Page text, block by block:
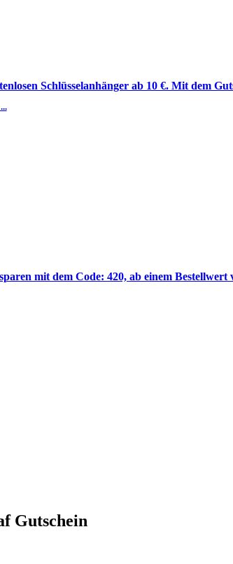
Schlüsselanhänger ab 10 €. Mit dem
mit dem Code: 420, ab einem Bestellwert
Gutschein